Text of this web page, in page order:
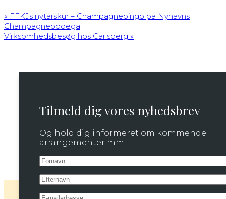
« FFKJs nytårskur – Champagnebingo på Nyhavns
Champagnebodega
Virksomhedsbesøg hos Carlsberg »
Tilmeld dig vores nyhedsbrev
Og hold dig informeret om kommende
arrangementer mm.